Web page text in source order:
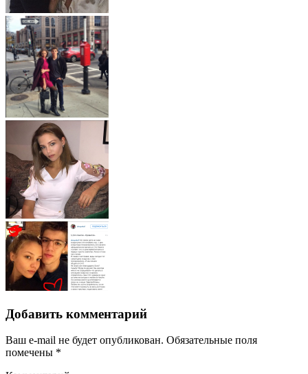
Добавить комментарий
Ваш e-mail не будет опубликован. Обязательные поля
помечены *